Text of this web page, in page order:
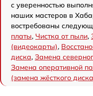
с уверенностью
наших мастеров в
востребованы
платы, Чистка от пыли,
(видеокарты),
диска, Замена
Замена оперативной
(замена жёсткого